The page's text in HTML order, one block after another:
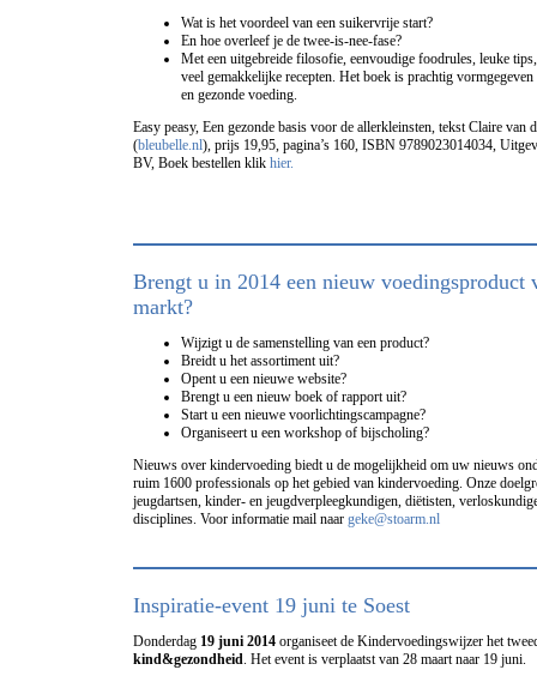
Wat is het voordeel van een suikervrije start?
En hoe overleef je de twee-is-nee-fase?
Met een uitgebreide filosofie, eenvoudige foodrules, leuke
veel gemakkelijke recepten. Het boek is prachtig
en gezonde voeding.
Easy peasy, Een gezonde basis voor de allerkleinsten, tekst Claire van
(bleubelle.nl), prijs 19,95, pagina’s 160, ISBN 9789023014034,
BV, Boek bestellen klik hier.
Brengt u in 2014 een nieuw voedingsproduct
markt?
Wijzigt u de samenstelling van een product?
Breidt u het assortiment uit?
Opent u een nieuwe website?
Brengt u een nieuw boek of rapport uit?
Start u een nieuwe voorlichtingscampagne?
Organiseert u een workshop of bijscholing?
Nieuws over kindervoeding biedt u de mogelijkheid om uw nieuws
ruim 1600 professionals op het gebied van kindervoeding. Onze
jeugdartsen, kinder- en jeugdverpleegkundigen, diëtisten,
disciplines. Voor informatie mail naar geke@stoarm.nl
Inspiratie-event 19 juni te Soest
Donderdag 19 juni 2014 organiseet de Kindervoedingswijzer het
kind&gezondheid. Het event is verplaatst van 28 maart naar 19 juni.